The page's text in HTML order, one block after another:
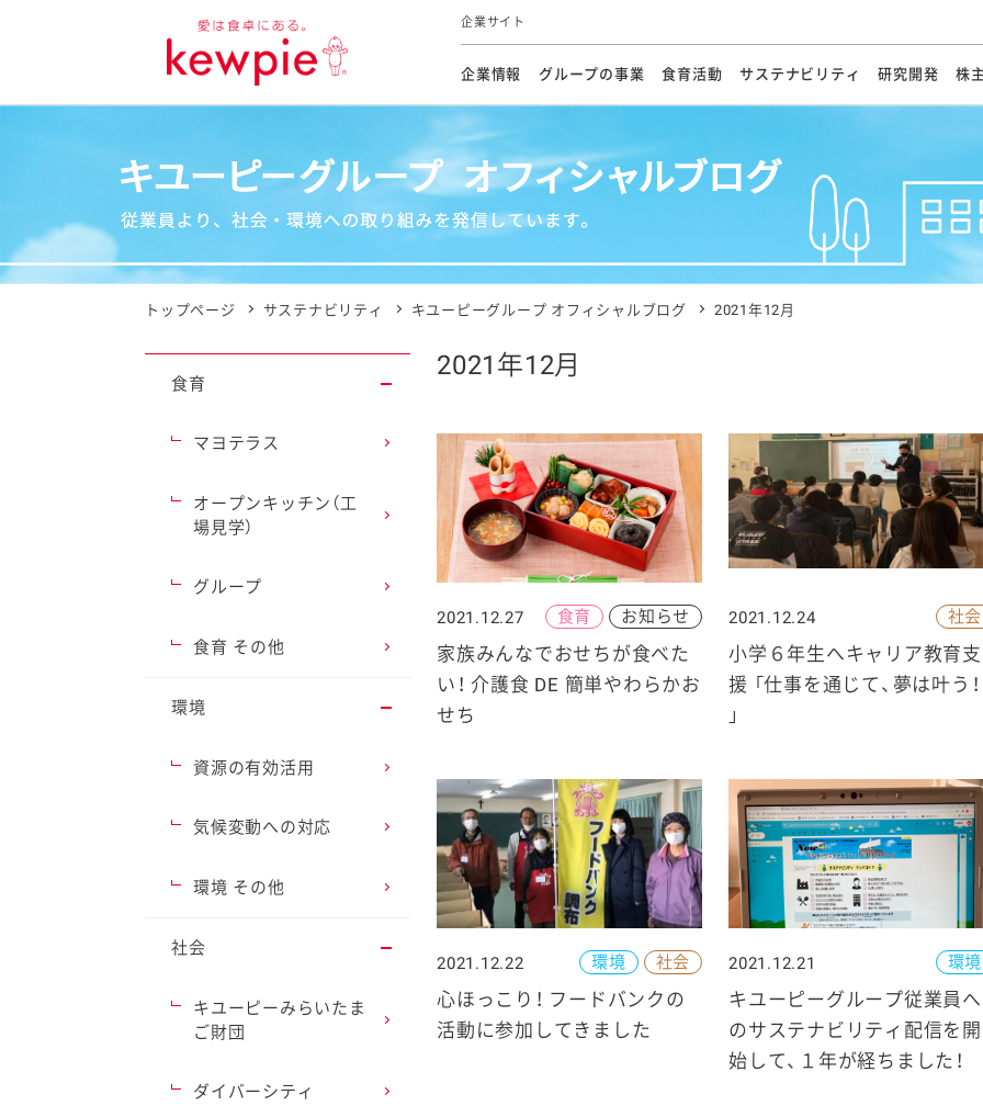
企業サイト
企業情報
トップメッセージ
グループの事業
市販用
ファインケミカル
食育活動
食育活動方針
食をテーマにした講演会 オープンキッチン（工場見学） マヨテ
海外における食育活動 食に関する情報提供
サステナビリティ
トップメッセージ
気候変動への対応 生物多様性の保全 食と
持続可能な調達 ガバ
各
イニシアチブ・加盟団体 社会・環境活動の歴史
グループ各社の
研究開発
本部長メッセージ
技術ソリューション 研究開発スタイル 学会発表・論文
株
個人投資家の皆さまへ
IRライブラリ 株式情報 IRカレンダ
IRよくあるご質問 ディスクロージャーポリシー 電子公告
体験
お客様相談室 業務用商品 病院
2021年12月
食育 お知らせ
2021.12.27
家族みんなでおせちが食べた
い！ 介護食 DE 簡単やわらかお
せち
社会
2021.12.24
小学６年生へキャリア教育支
援 「仕事を通じて、夢は叶う！
」
環境 社会
2021.12.22
心ほっこり！ フードバンクの
活動に参加してきました
環境
2021.12.21
キユーピーグループ従業員へ
のサステナビリティ配信を開
始して、１年が経ちました！
食育
マヨテラス
オープンキッチン（工
場見学）
グループ
食育 その他
環境
資源の有効活用
気候変動への対応
環境 その他
社会
キユーピーみらいたま
ご財団
ダイバーシティ
トップページ サステナビリティ キユーピーグループ オフィシャルブログ 2021年12月